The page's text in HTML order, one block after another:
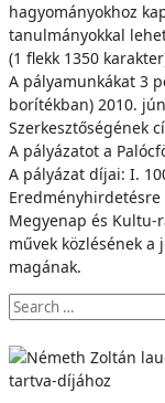
hagyományokhoz
tanulmányokkal
(1 flekk 1350
A pályamunkákat 3
borítékban) 2010.
Szerkesztőségének
A pályázatot a
A pályázat díjai: I.
Megyenap és Kultu-
művek közlésének
magának.